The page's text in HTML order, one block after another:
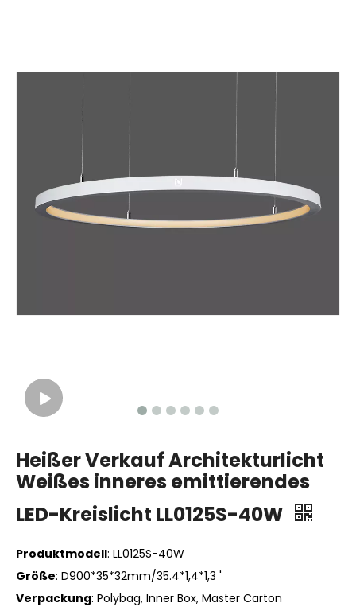
Heißer Verkauf Architekturlicht
Weißes inneres emittierendes
LED-Kreislicht LL0125S-40W
Produktmodell: LL0125S-40W
Größe: D900*35*32mm/35.4*1,4*1,3 '
Verpackung: Polybag, Inner Box, Master Carton